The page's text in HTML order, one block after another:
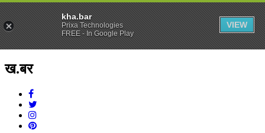
ख.बर
kha.bar
Prixa Technologies
FREE - In Google Play
VIEW